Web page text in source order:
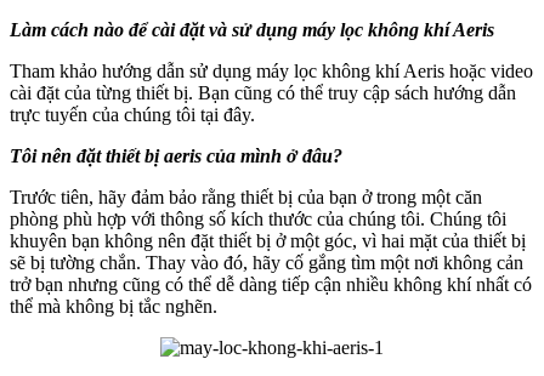
Làm cách nào để cài đặt và sử dụng máy lọc không khí Aeris
Tham khảo hướng dẫn sử dụng máy lọc không khí Aeris hoặc video
cài đặt của từng thiết bị. Bạn cũng có thể truy cập sách hướng dẫn
trực tuyến của chúng tôi tại đây.
Tôi nên đặt thiết bị aeris của mình ở đâu?
Trước tiên, hãy đảm bảo rằng thiết bị của bạn ở trong một căn
phòng phù hợp với thông số kích thước của chúng tôi. Chúng tôi
khuyên bạn không nên đặt thiết bị ở một góc, vì hai mặt của thiết bị
sẽ bị tường chắn. Thay vào đó, hãy cố gắng tìm một nơi không cản
trở bạn nhưng cũng có thể dễ dàng tiếp cận nhiều không khí nhất có
thể mà không bị tắc nghẽn.